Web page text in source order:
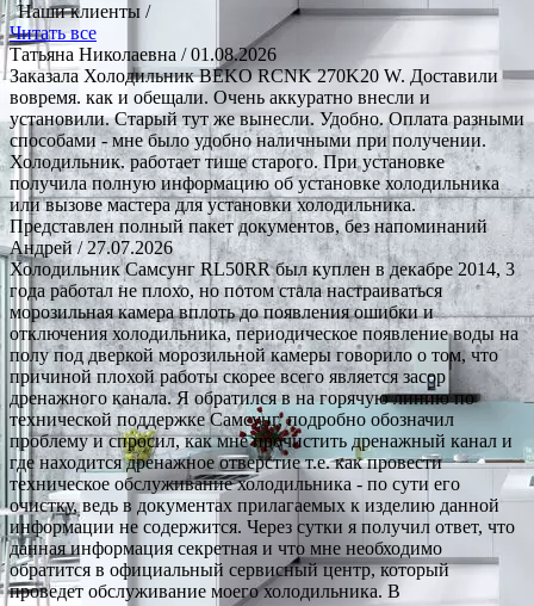
Наши клиенты /
Читать все
Татьяна Николаевна / 01.08.2026
Заказала Холодильник BEKO RCNK 270K20 W. Доставили
вовремя. как и обещали. Очень аккуратно внесли и
установили. Старый тут же вынесли. Удобно. Оплата разными
способами - мне было удобно наличными при получении.
Холодильник. работает тише старого. При установке
получила полную информацию об установке холодильника
или вызове мастера для установки холодильника.
Представлен полный пакет документов, без напоминаний
Андрей/ 27.07.2026
Холодильник Самсунг RL50RR был куплен в декабре 2014, 3
года работал не плохо, но потом стала настраиваться
морозильная камера вплоть до появления ошибки и
отключения холодильника, периодическое появление воды на
полу под дверкой морозильной камеры говорило о том, что
причиной плохой работы скорее всего является засор
дренажного канала. Я обратился в на горячую линию по
технической поддержке Самсунг, подробно обозначил
проблему и спросил, как мне прочистить дренажный канал и
где находится дренажное отверстие т.е. как провести
техническое обслуживание холодильника - по сути его
очистку, ведь в документах прилагаемых к изделию данной
информации не содержится. Через сутки я получил ответ, что
данная информация секретная и что мне необходимо
обратится в официальный сервисный центр, который
проведет обслуживание моего холодильника. В